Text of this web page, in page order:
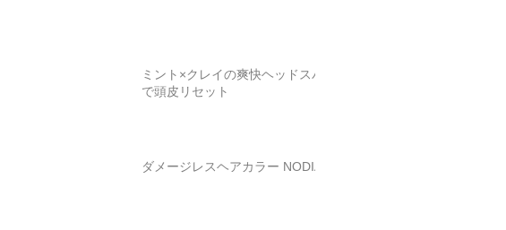
ミント×クレイの爽快ヘッドスパ
で頭皮リセット
ダメージレスヘアカラー NODIA